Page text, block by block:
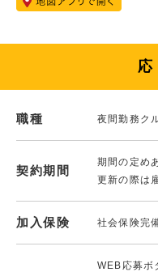
職種 夜間勤務ク
契約期間
期間の定め
更新の際は
加入保険 社会保険完
WEB応募ボ